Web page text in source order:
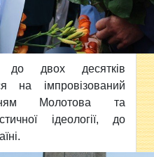
до двох десятків
на імпровізований
Молотова та
ідеології, до